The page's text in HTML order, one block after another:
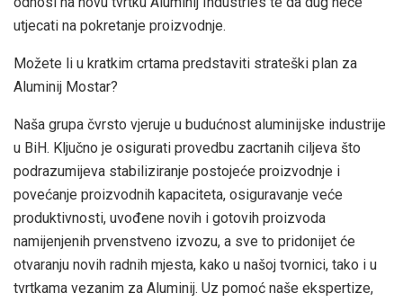
utjecati na pokretanje proizvodnje.
Možete li u kratkim crtama predstaviti strateški plan za
Aluminij Mostar?
Naša grupa čvrsto vjeruje u budućnost aluminijske industrije
u BiH. Ključno je osigurati provedbu zacrtanih ciljeva što
podrazumijeva stabiliziranje postojeće proizvodnje i
povećanje proizvodnih kapaciteta, osiguravanje veće
produktivnosti, uvođene novih i gotovih proizvoda
namijenjenih prvenstveno izvozu, a sve to pridonijet će
otvaranju novih radnih mjesta, kako u našoj tvornici, tako i u
tvrtkama vezanim za Aluminij. Uz pomoć naše ekspertize,